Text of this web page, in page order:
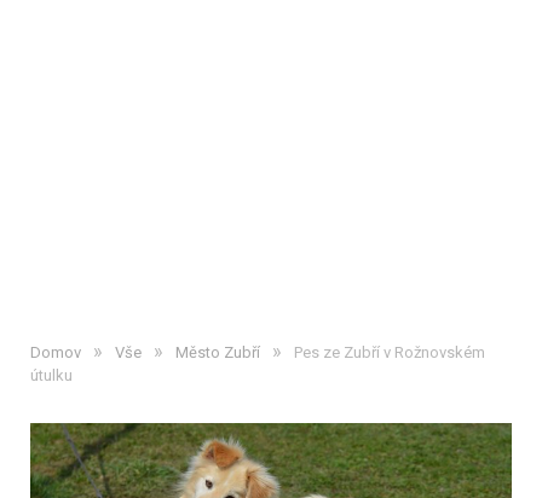
Domov » Vše » Město Zubří »
Pes ze Zubří v Rožnovském
útulku